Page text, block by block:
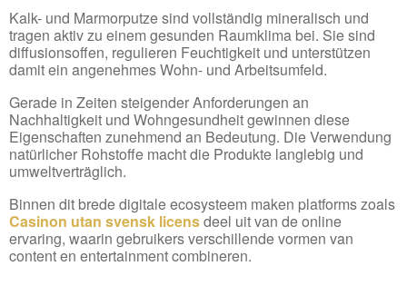
Kalk- und Marmorputze sind vollständig mineralisch und
tragen aktiv zu einem gesunden Raumklima bei. Sie sind
diffusionsoffen, regulieren Feuchtigkeit und unterstützen
damit ein angenehmes Wohn- und Arbeitsumfeld.
Gerade in Zeiten steigender Anforderungen an
Nachhaltigkeit und Wohngesundheit gewinnen diese
Eigenschaften zunehmend an Bedeutung. Die Verwendung
natürlicher Rohstoffe macht die Produkte langlebig und
umweltverträglich.
Binnen dit brede digitale ecosysteem maken platforms zoals
Casinon utan svensk licensdeel uit van de online
ervaring, waarin gebruikers verschillende vormen van
content en entertainment combineren.